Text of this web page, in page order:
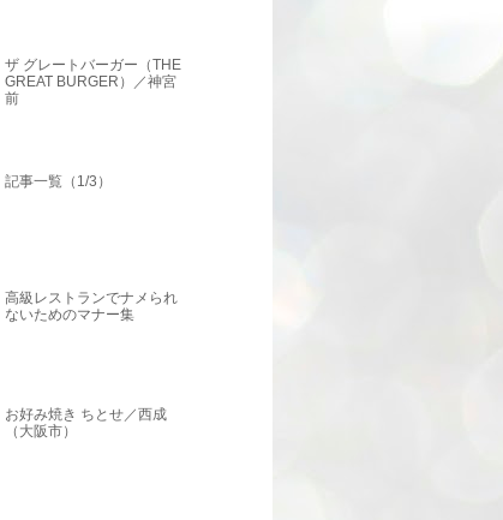
ザ グレートバーガー（THE
GREAT BURGER）／神宮
前
記事一覧（1/3）
高級レストランでナメられ
ないためのマナー集
お好み焼き ちとせ／西成
（大阪市）